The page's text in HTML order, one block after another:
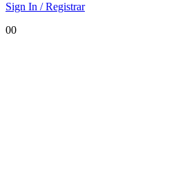
Sign In / Registrar
00